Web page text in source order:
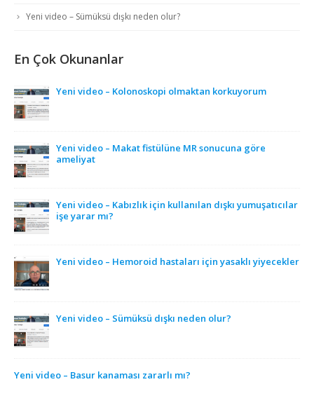
Yeni video – Sümüksü dışkı neden olur?
En Çok Okunanlar
Yeni video – Kolonoskopi olmaktan korkuyorum
Yeni video – Makat fistülüne MR sonucuna göre
ameliyat
Yeni video – Kabızlık için kullanılan dışkı yumuşatıcılar
işe yarar mı?
Yeni video – Hemoroid hastaları için yasaklı yiyecekler
Yeni video – Sümüksü dışkı neden olur?
Yeni video – Basur kanaması zararlı mı?